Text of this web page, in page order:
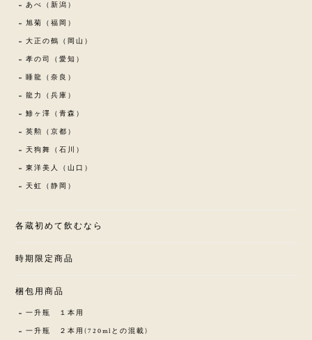
あべ（新潟）
旭菊（福岡）
大正の鶴（岡山）
孝の司（愛知）
睡龍（奈良）
龍力（兵庫）
鯵ヶ澤（青森）
英勲（京都）
天狗舞（石川）
東洋美人（山口）
天虹（静岡）
各蔵初めて飲むなら
時期限定商品
梱包用商品
一升瓶 １本用
一升瓶 ２本用(720mlとの混載)